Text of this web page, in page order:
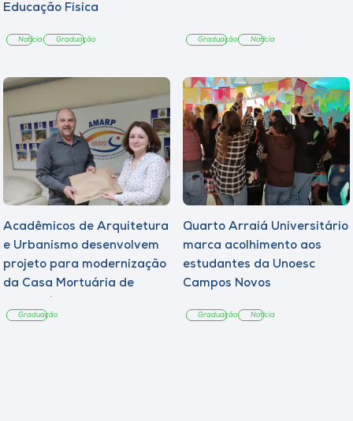
Educação Física
Notícia Graduação Graduação Notícia
Acadêmicos de Arquitetura
e Urbanismo desenvolvem
projeto para modernização
da Casa Mortuária de
Graduação
Quarto Arraiá Universitário
marca acolhimento aos
estudantes da Unoesc
Campos Novos
Graduação Notícia